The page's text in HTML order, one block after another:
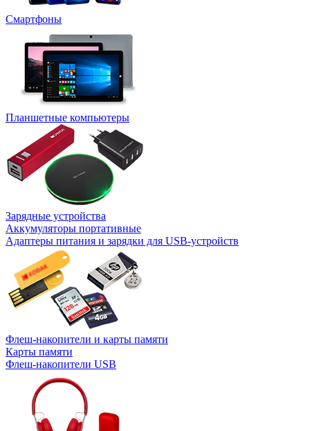
Смартфоны
Планшетные компьютеры
Зарядные устройства
Аккумуляторы портативные
Адаптеры питания и зарядки для USB-устройств
Флеш-накопители и карты памяти
Карты памяти
Флеш-накопители USB